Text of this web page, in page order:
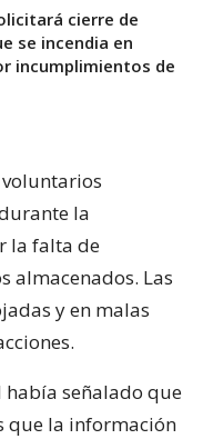
cierre de
se incendia en
incumplimientos de
la
la falta de
almacenados. Las
y en malas
había señalado que
que la información